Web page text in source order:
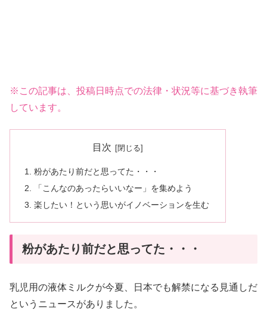
※この記事は、投稿日時点での法律・状況等に基づき執筆
しています。
目次
粉があたり前だと思ってた・・・
「こんなのあったらいいなー」を集めよう
楽したい！という思いがイノベーションを生む
粉があたり前だと思ってた・・・
乳児用の液体ミルクが今夏、日本でも解禁になる見通しだ
というニュースがありました。